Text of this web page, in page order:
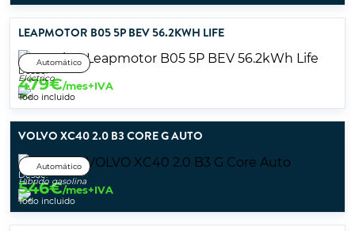
LEAPMOTOR B05 5P BEV 56.2KWH LIFE
Automático
Eléctrico
Desde:
479€/mes+IVA
Todo incluido
VOLVO XC40 2.0 B3 CORE G AUTO
Automático
Híbrido gasolina
Desde:
546€/mes+IVA
Todo incluido